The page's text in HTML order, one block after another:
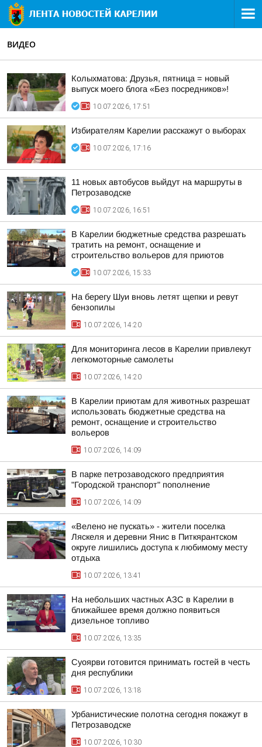
ВИДЕО
Колыхматова: Друзья, пятница = новый
выпуск моего блога «Без посредников»!
10.07.2026, 17:51
Избирателям Карелии расскажут о выборах
10.07.2026, 17:16
11 новых автобусов выйдут на маршруты в
Петрозаводске
10.07.2026, 16:51
В Карелии бюджетные средства разрешать
тратить на ремонт, оснащение и
строительство вольеров для приютов
10.07.2026, 15:33
На берегу Шуи вновь летят щепки и ревут
бензопилы
10.07.2026, 14:20
Для мониторинга лесов в Карелии привлекут
легкомоторные самолеты
10.07.2026, 14:20
В Карелии приютам для животных разрешат
использовать бюджетные средства на
ремонт, оснащение и строительство
вольеров
10.07.2026, 14:09
В парке петрозаводского предприятия
"Городской транспорт" пополнение
10.07.2026, 14:09
«Велено не пускать» - жители поселка
Ляскеля и деревни Янис в Питкярантском
округе лишились доступа к любимому месту
отдыха
10.07.2026, 13:41
На небольших частных АЗС в Карелии в
ближайшее время должно появиться
дизельное топливо
10.07.2026, 13:35
Суоярви готовится принимать гостей в честь
дня республики
10.07.2026, 13:18
Урбанистические полотна сегодня покажут в
Петрозаводске
10.07.2026, 10:30